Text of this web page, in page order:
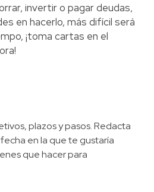
invertir o pagar deudas,
en hacerlo, más difícil será
¡toma cartas en el
plazos y pasos. Redacta
en la que te gustaría
que hacer para